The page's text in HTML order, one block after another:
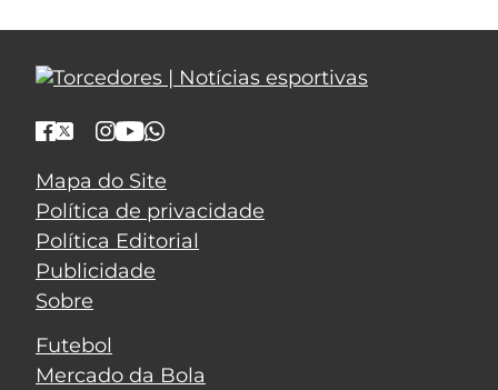
Mapa do Site
Política de privacidade
Política Editorial
Publicidade
Sobre
Futebol
Mercado da Bola